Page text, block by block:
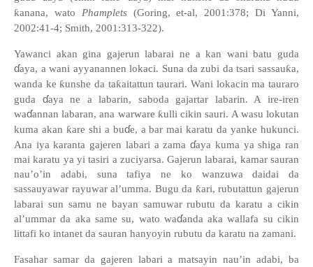
ƙanana, wato Phamplets (Goring, et-al, 2001:378;Di Yanni,
2002:41-4; Smith, 2001:313-322).
Yawanci akan gina gajerun labarai ne a kan wani batu guda
ɗaya, a wani ayyanannen lokaci. Suna da zubi da tsari sassauƙa,
wanda ke ƙunshe da taƙaitattun taurari. Wani lokacin ma tauraro
guda ɗaya ne a labarin, saboda gajartar labarin. A ire-iren
waɗannan labaran, ana warware ƙulli cikin sauri. A wasu lokutan
kuma akan ƙare shi a buɗe, a bar mai karatu da yanke hukunci.
Ana iya karanta gajeren labari a zamaɗaya kuma ya shiga ran
mai karatu ya yi tasiri a zuciyarsa. Gajerun labarai, kamar sauran
nau’o’in adabi, suna tafiya ne ko wanzuwa daidai da
sassauyawar rayuwar al’umma. Bugu da ƙari, rubutattun gajerun
labarai sun samu ne bayan samuwar rubutu da karatu a cikin
al’ummar da aka same su, wato waɗanda aka wallafa su cikin
littafi ko intanet da sauran hanyoyin rubutu da karatu na zamani.
Fasahar samar da gajeren labari a matsayin nau’in adabi, ba